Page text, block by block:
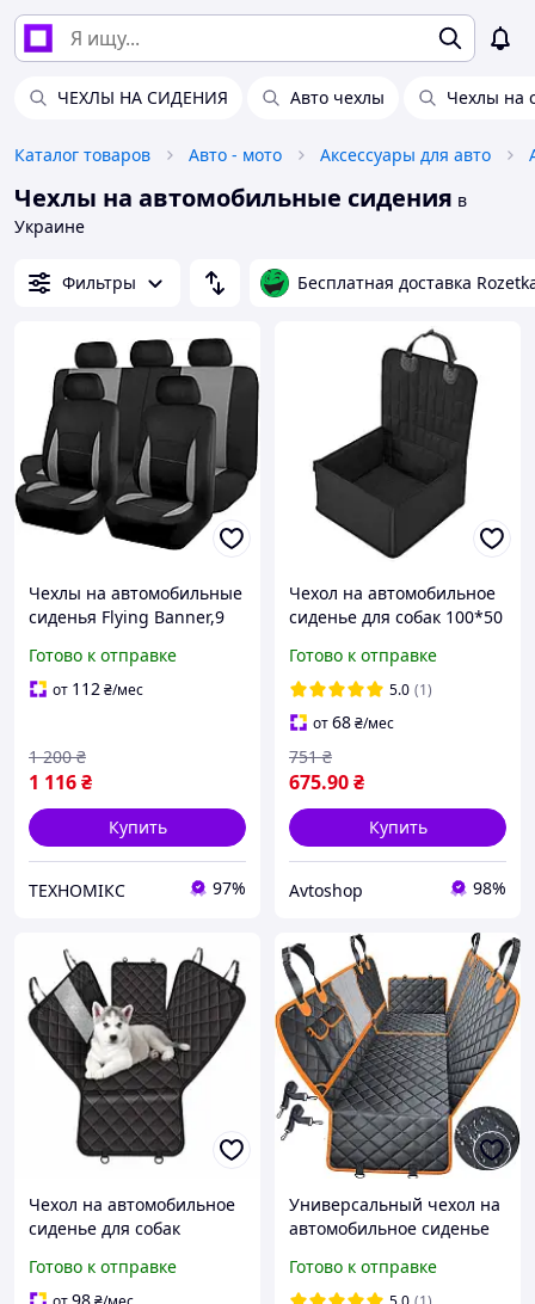
ЧЕХЛЫ НА СИДЕНИЯ Авто чехлы Чехлы на
Каталог товаров Авто - мото Аксессуары для авто
Чехлы на автомобильные сидения в
Украине
Фильтры Бесплатная доставка
Чехлы на автомобильные
сиденья Flying Banner,9
молниями, разделяемое
на 40/50, 50/50,
Готово к отправке
от 112₴/мес
1 116₴
1 200 ₴
Купить
ТЕХНОМІКС 97%
Чехол на автомобильное
сиденье для собак 100*50
Готово к отправке
5.0 (1)
от68₴/мес
675.90₴
751 ₴
Купить
Avtoshop 98%
Чехол на автомобильное
сиденье для собак
Готово к отправке
Универсальный чехол на
автомобильное сиденье
животных 4 в 1
Готово к отправке